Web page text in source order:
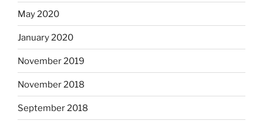
May 2020
January 2020
November 2019
November 2018
September 2018